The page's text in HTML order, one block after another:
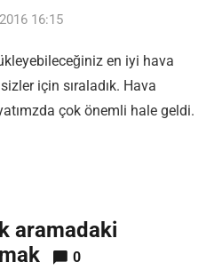
16:15
en iyi hava
için sıraladık. Hava
çok önemli hale geldi.
aramadaki
0